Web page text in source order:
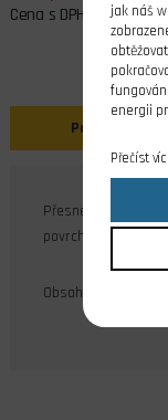
Cena s DPH
Popis
Přesné ocelové
povrchová úprava
Obsah balení: 20 ks
jak náš
energii
Přečíst